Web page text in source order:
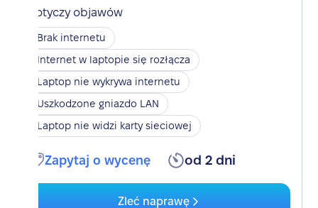
Dotyczy objawów
Brak internetu
Internet w laptopie się rozłącza
Laptop nie wykrywa internetu
Uszkodzone gniazdo LAN
Laptop nie widzi karty sieciowej
Zapytaj o wycenę od 2 dni
Zleć naprawę